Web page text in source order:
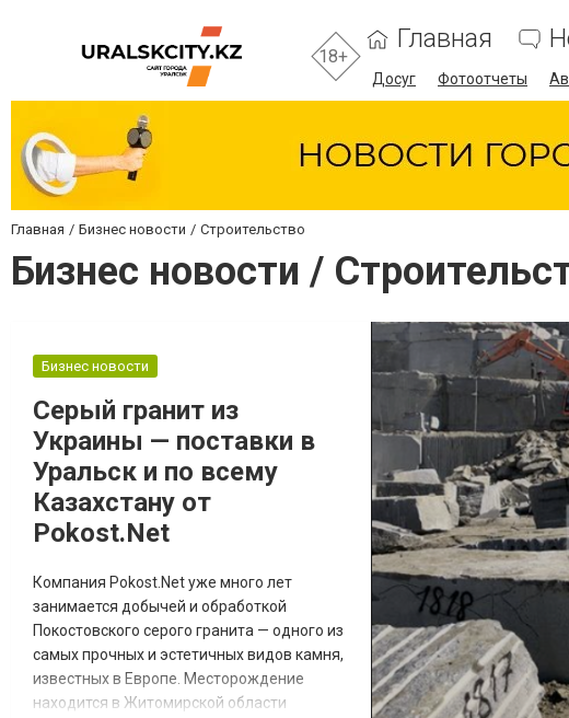
18+
Главная
Досуг Фотоотчеты
Главная Бизнес новости Строительство
Бизнес новости /
Бизнес новости
Серый гранит из
Украины — поставки в
Уральск и по всему
Казахстану от
Pokost.Net
Компания Pokost.Net уже много лет
занимается добычей и обработкой
Покостовского серого гранита — одного из
самых прочных и эстетичных видов камня,
известных в Европе. Месторождение
находится в Житомирской области